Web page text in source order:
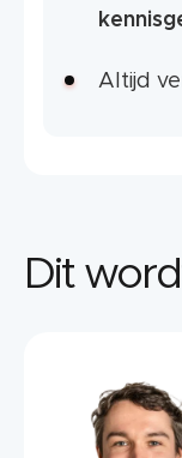
Altijd
Dit